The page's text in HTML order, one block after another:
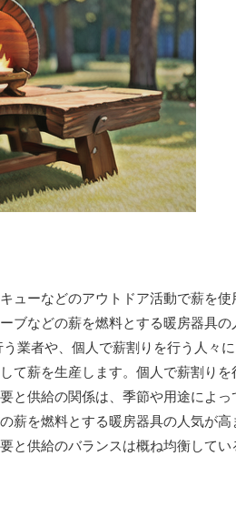
ューなどのアウトドア活動で薪を
ブなどの薪を燃料とする暖房器具
業者や、個人で薪割りを行う人々に
て薪を生産します。個人で薪割り
と供給の関係は、季節や用途によ
薪を燃料とする暖房器具の人気が
供給のバランスは概ね均衡してい